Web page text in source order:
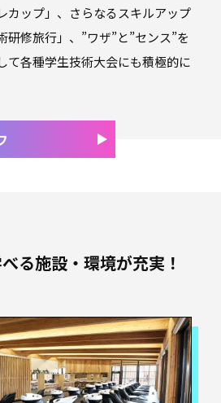
カップ」、さらなるスキルアップ
研修旅行」、”ワザ”と”センス”を
て各種学生技術大会にも積極的に
る施設・ 環境が充実！